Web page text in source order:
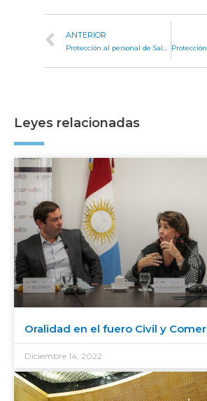
ANTERIOR
Leyes relacionadas
Oralidad en el fuero Civil y
Diciembre 14, 2022